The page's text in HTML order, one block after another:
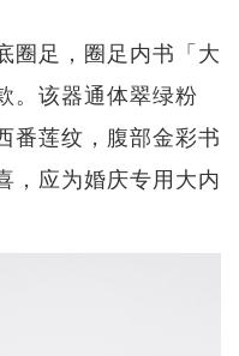
圈足，圈足内书「大
。该器通体翠绿粉
番莲纹，腹部金彩书
，应为婚庆专用大内